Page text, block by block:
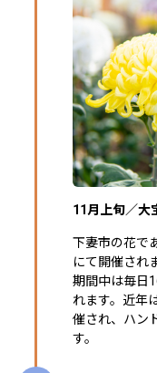
11月上旬／大
下妻市の花で
にて開催され
期間中は毎日
れます。近年
催され、ハン
す。